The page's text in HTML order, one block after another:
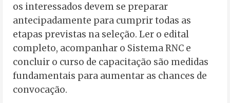
os interessados devem se preparar
antecipadamente para cumprir todas as
etapas previstas na seleção. Ler o edital
completo, acompanhar o Sistema RNC e
concluir o curso de capacitação são medidas
fundamentais para aumentar as chances de
convocação.